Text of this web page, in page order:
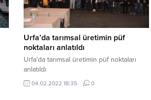
Urfa’da tarımsal üretimin püf
noktaları anlatıldı
Urfa’da tarımsal üretimin püf noktaları
anlatıldı
04.02.2022 18:35 0